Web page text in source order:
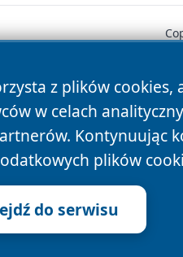
z plików cookies,
w celach
Kontynuując
plików
do serwisu